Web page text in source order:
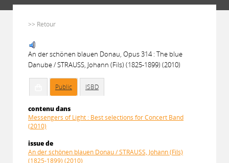
>> Retour
An der schönen blauen Donau, Opus 314 : The blue
Danube / STRAUSS, Johann (Fils) (1825-1899) (2010)
Public ISBD
contenu dans
Messengers of Light : Best selections for Concert Band
(2010)
issue de
An der schönen blauen Donau / STRAUSS, Johann (Fils)
(1825-1899) (2010)